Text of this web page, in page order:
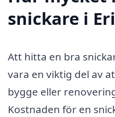
snickare i
Att hitta en bra
vara en viktig del av
bygge eller
Kostnaden för en